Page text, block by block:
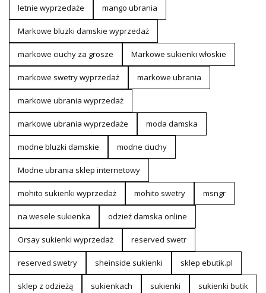
letnie wyprzedaże mango ubrania
Markowe bluzki damskie wyprzedaż
markowe ciuchy za grosze Markowe sukienki włoskie
markowe swetry wyprzedaż markowe ubrania
markowe ubrania wyprzedaż
markowe ubrania wyprzedaże moda damska
modne bluzki damskie modne ciuchy
Modne ubrania sklep internetowy
mohito sukienki wyprzedaż mohito swetry msngr
na wesele sukienka odzież damska online
Orsay sukienki wyprzedaż reserved swetr
reserved swetry sheinside sukienki sklep ebutik.pl
sklep z odzieżą sukienkach sukienki sukienki butik